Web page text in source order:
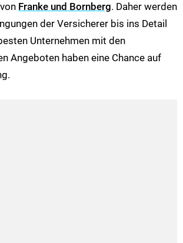
Franke und Bornberg. Daher werden
der Versicherer bis ins Detail
Unternehmen mit den
Angeboten haben eine Chance auf